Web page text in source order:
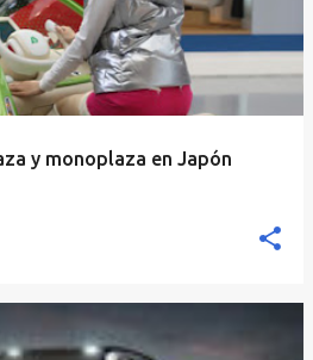
y monoplaza en Japón